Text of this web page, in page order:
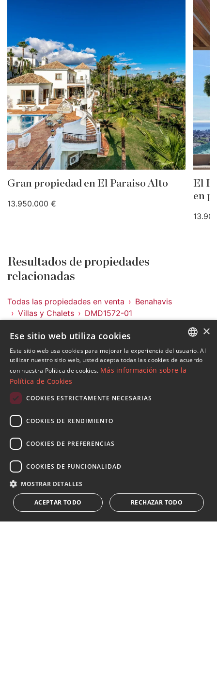
Gran propiedad en El Paraiso Alto
13.950.000 €
El
en
Resultados de propiedades
relacionadas
Todas las propiedades en venta
Benahavis
Villas y Chalets
DMD1572-01
Propiedades en Benahavis
Villas y Chalets en Benahavis
Suscribase a nuestro Newsletter
Reciba novedades sobre propiedades , actualidad y
estilo de vida de Marbella
Acepto el
Le informamos que los datos personales obtenidos mediante
este formulario...Expandir
ENGLISH
SPANISH
×
Ese sitio web utiliza cookies
Este sitio web usa cookies para mejorar la experiencia del usuario. Al
utilizar nuestro sitio web, usted acepta todas las cookies de acuerdo
con nuestra Política de cookies. Más información sobre la
Política de Cookies
COOKIES ESTRICTAMENTE NECESARIAS
COOKIES DE RENDIMIENTO
COOKIES DE PREFERENCIAS
COOKIES DE FUNCIONALIDAD
MOSTRAR DETALLES
ACEPTAR TODO RECHAZAR TODO